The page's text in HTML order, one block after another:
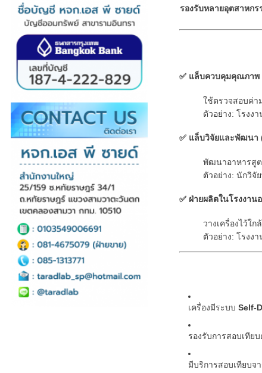
รองรับหลายอุตสาหกร
✅ แล็บควบคุมคุณภาพ
ใช้ตรวจสอบค่
ตัวอย่าง: โรงง
✅ แล็บวิจัยและพัฒนา
พัฒนาอาหารสูต
ตัวอย่าง: นักวิจั
✅ ฝ่ายผลิตในโรงงาน
วางเครื่องไว้ใ
ตัวอย่าง: โรงง
เครื่องมีระบบSelf-
รองรับการสอบเทีย
มีบริการสอบเทียบจ